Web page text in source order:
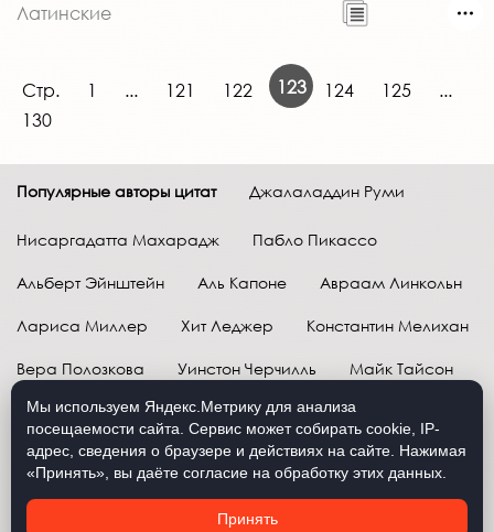
Латинские
Стр. 1 ... 121 122 123 124 125
...
130
Популярные авторы цитат Джалаладдин Руми
Нисаргадатта Махарадж Пабло Пикассо
Альберт Эйнштейн Аль Капоне Авраам Линкольн
Лариса Миллер Хит Леджер Константин Мелихан
Вера Полозкова Уинстон Черчилль Майк Тайсон
Марк Твен Расул Гамзатов Грег Плитт
Далай-лама XIV Уоррен Баффетт
Давид Самойлов Антон Чехов Жан-Поль Сартр
Мы используем Яндекс.Метрику для анализа
посещаемости сайта. Сервис может собирать cookie, IP-
адрес, сведения о браузере и действиях на сайте. Нажимая
«Принять», вы даёте согласие на обработку этих данных.
Принять